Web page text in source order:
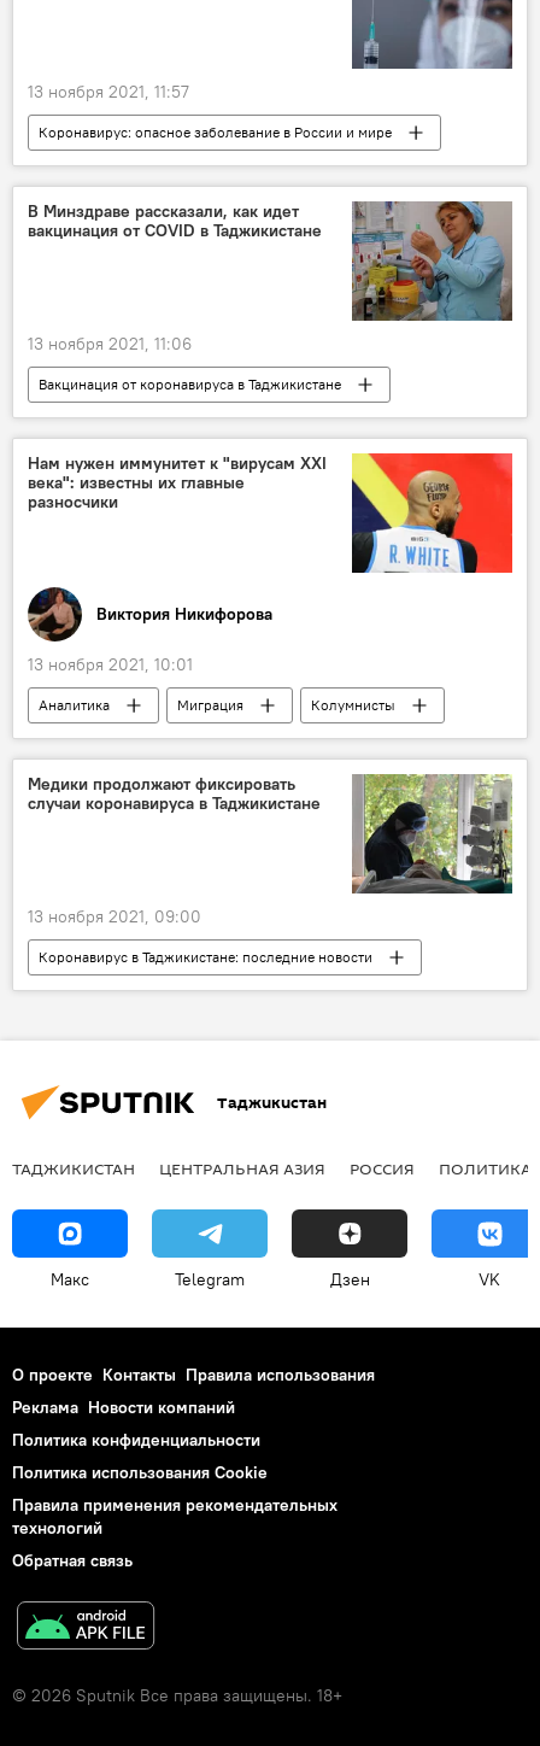
13 ноября 2021, 11:57
Коронавирус: опасное заболевание в России и мире
Здравоохранение
Россия
коронавирус
В Минздраве рассказали, как идет
вакцинация от COVID в Таджикистане
13 ноября 2021, 11:06
Вакцинация от коронавируса в Таджикистане
Таджикистан
Здравоохранение
вакцина от коронавируса
Нам нужен иммунитет к "вирусам XXI
века": известны их главные
разносчики
Виктория Никифорова
13 ноября 2021, 10:01
Аналитика Миграция Колумнисты
Медики продолжают фиксировать
случаи коронавируса в Таджикистане
13 ноября 2021, 09:00
Коронавирус в Таджикистане: последние новости
Таджикистан
Здравоохранение
Таджикистан
ТАДЖИКИСТАН ЦЕНТРАЛЬНАЯ АЗИЯ РОССИЯ ПОЛИТИКА
Макс Telegram Дзен VK
О проекте Контакты Правила использования
Реклама Новости компаний
Политика конфиденциальности
Политика использования Cookie
Правила применения рекомендательных
технологий
Обратная связь
© 2026 Sputnik Все права защищены. 18+